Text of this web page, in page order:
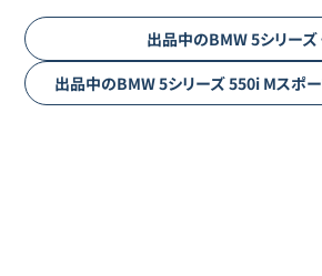
出品中のBMW5シリーズ
出品中のBMW5シリーズ550i Mスポ